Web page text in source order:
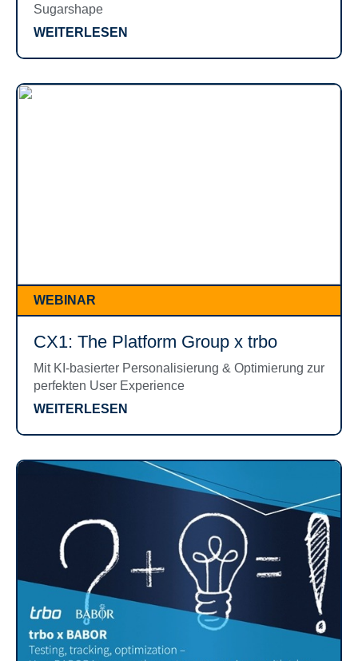
Sugarshape
WEITERLESEN
WEBINAR
CX1: The Platform Group x trbo
Mit KI-basierter Personalisierung & Optimierung zur
perfekten User Experience
WEITERLESEN